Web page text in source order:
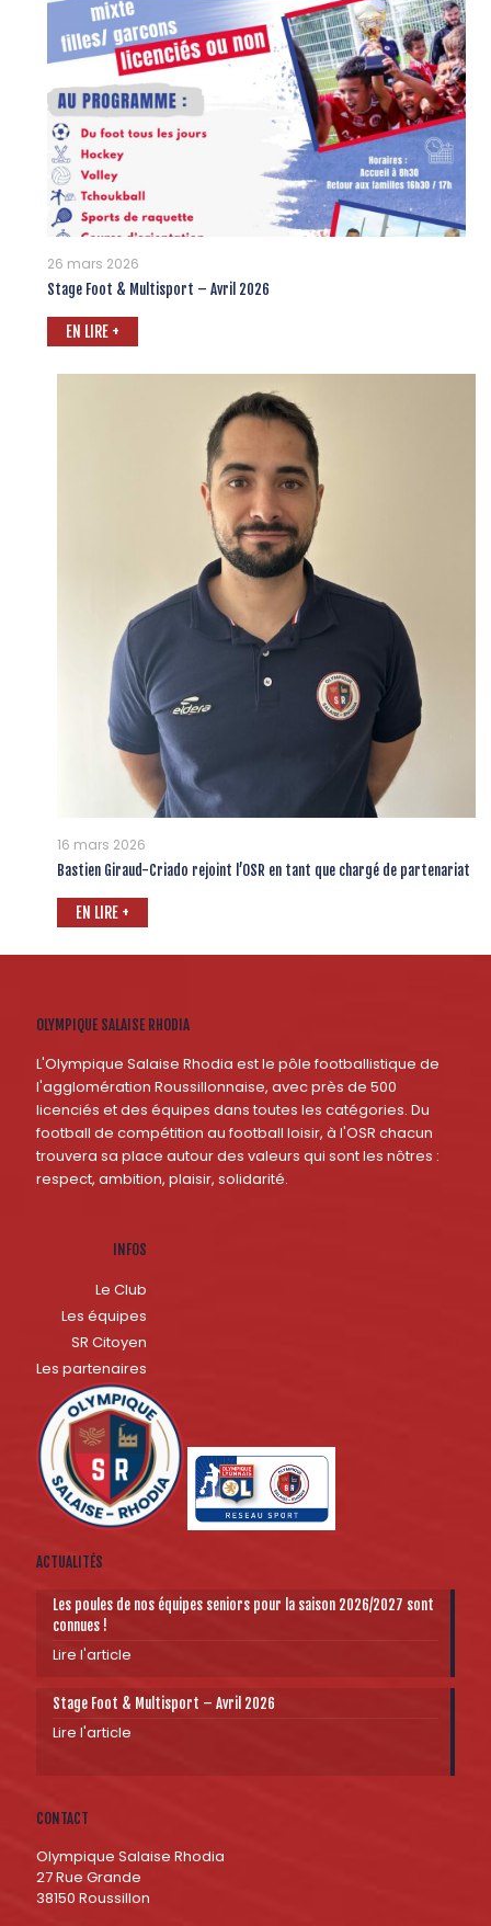
26 mars 2026
Stage Foot & Multisport – Avril 2026
EN LIRE +
16 mars 2026
Bastien Giraud-Criado rejoint l’OSR en tant que chargé de partenariat
EN LIRE +
OLYMPIQUE SALAISE RHODIA
L'Olympique Salaise Rhodia est le pôle footballistique de
l'agglomération Roussillonnaise, avec près de 500
licenciés et des équipes dans toutes les catégories. Du
football de compétition au football loisir, à l'OSR chacun
trouvera sa place autour des valeurs qui sont les nôtres :
respect, ambition, plaisir, solidarité.
INFOS
Le Club
Les équipes
SR Citoyen
Les partenaires
ACTUALITÉS
Les poules de nos équipes seniors pour la saison 2026/2027 sont
connues !
Lire l'article
Stage Foot & Multisport – Avril 2026
Lire l'article
CONTACT
Olympique Salaise Rhodia
27 Rue Grande
38150 Roussillon